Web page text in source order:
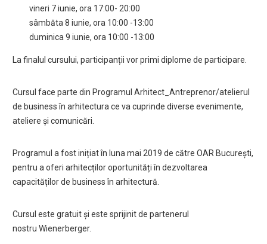
vineri 7 iunie, ora 17:00- 20:00
sâmbăta 8 iunie, ora 10:00 -13:00
duminica 9 iunie, ora 10:00 -13:00
La finalul cursului, participanții vor primi diplome de participare.
Cursul face parte din Programul Arhitect_Antreprenor/atelierul
de business în arhitectura ce va cuprinde diverse evenimente,
ateliere și comunicări.
Programul a fost inițiat în luna mai 2019 de către OAR București,
pentru a oferi arhitecților oportunități în dezvoltarea
capacităților de business în arhitectură.
Cursul este gratuit și este sprijinit de partenerul
nostru Wienerberger.